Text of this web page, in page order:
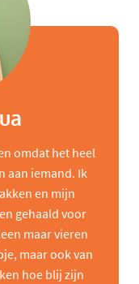
omdat het heel
aan iemand. Ik
en mijn
gehaald voor
maar vieren
maar ook van
hoe blij zijn